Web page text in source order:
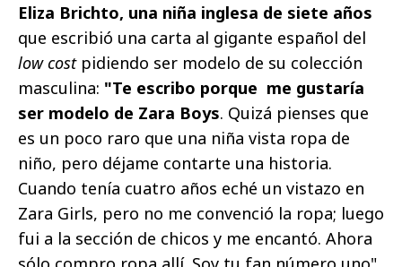
Eliza Brichto, una niña inglesa de siete años
que escribió una carta al gigante español del
low costpidiendo ser modelo de su colección
masculina: "Te escribo porque me gustaría
ser modelo de Zara Boys. Quizá pienses que
es un poco raro que una niña vista ropa de
niño, pero déjame contarte una historia.
Cuando tenía cuatro años eché un vistazo en
Zara Girls, pero no me convenció la ropa; luego
fui a la sección de chicos y me encantó. Ahora